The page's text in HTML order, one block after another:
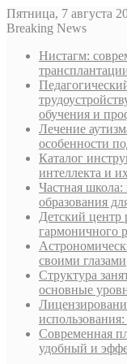
Пятница, 7 августа
Breaking News
Нистагм:
обучения и
Лечение
особенности
Каталог
интеллекта и
Частная
образования
Детский центр
гармоничного
своими глазами
Структура
основные
Современная
удобный и